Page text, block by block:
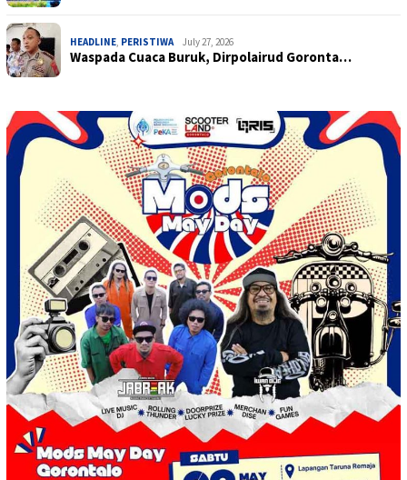
HEADLINE, PERISTIWA July 27, 2026
Waspada Cuaca Buruk, Dirpolairud Goronta…